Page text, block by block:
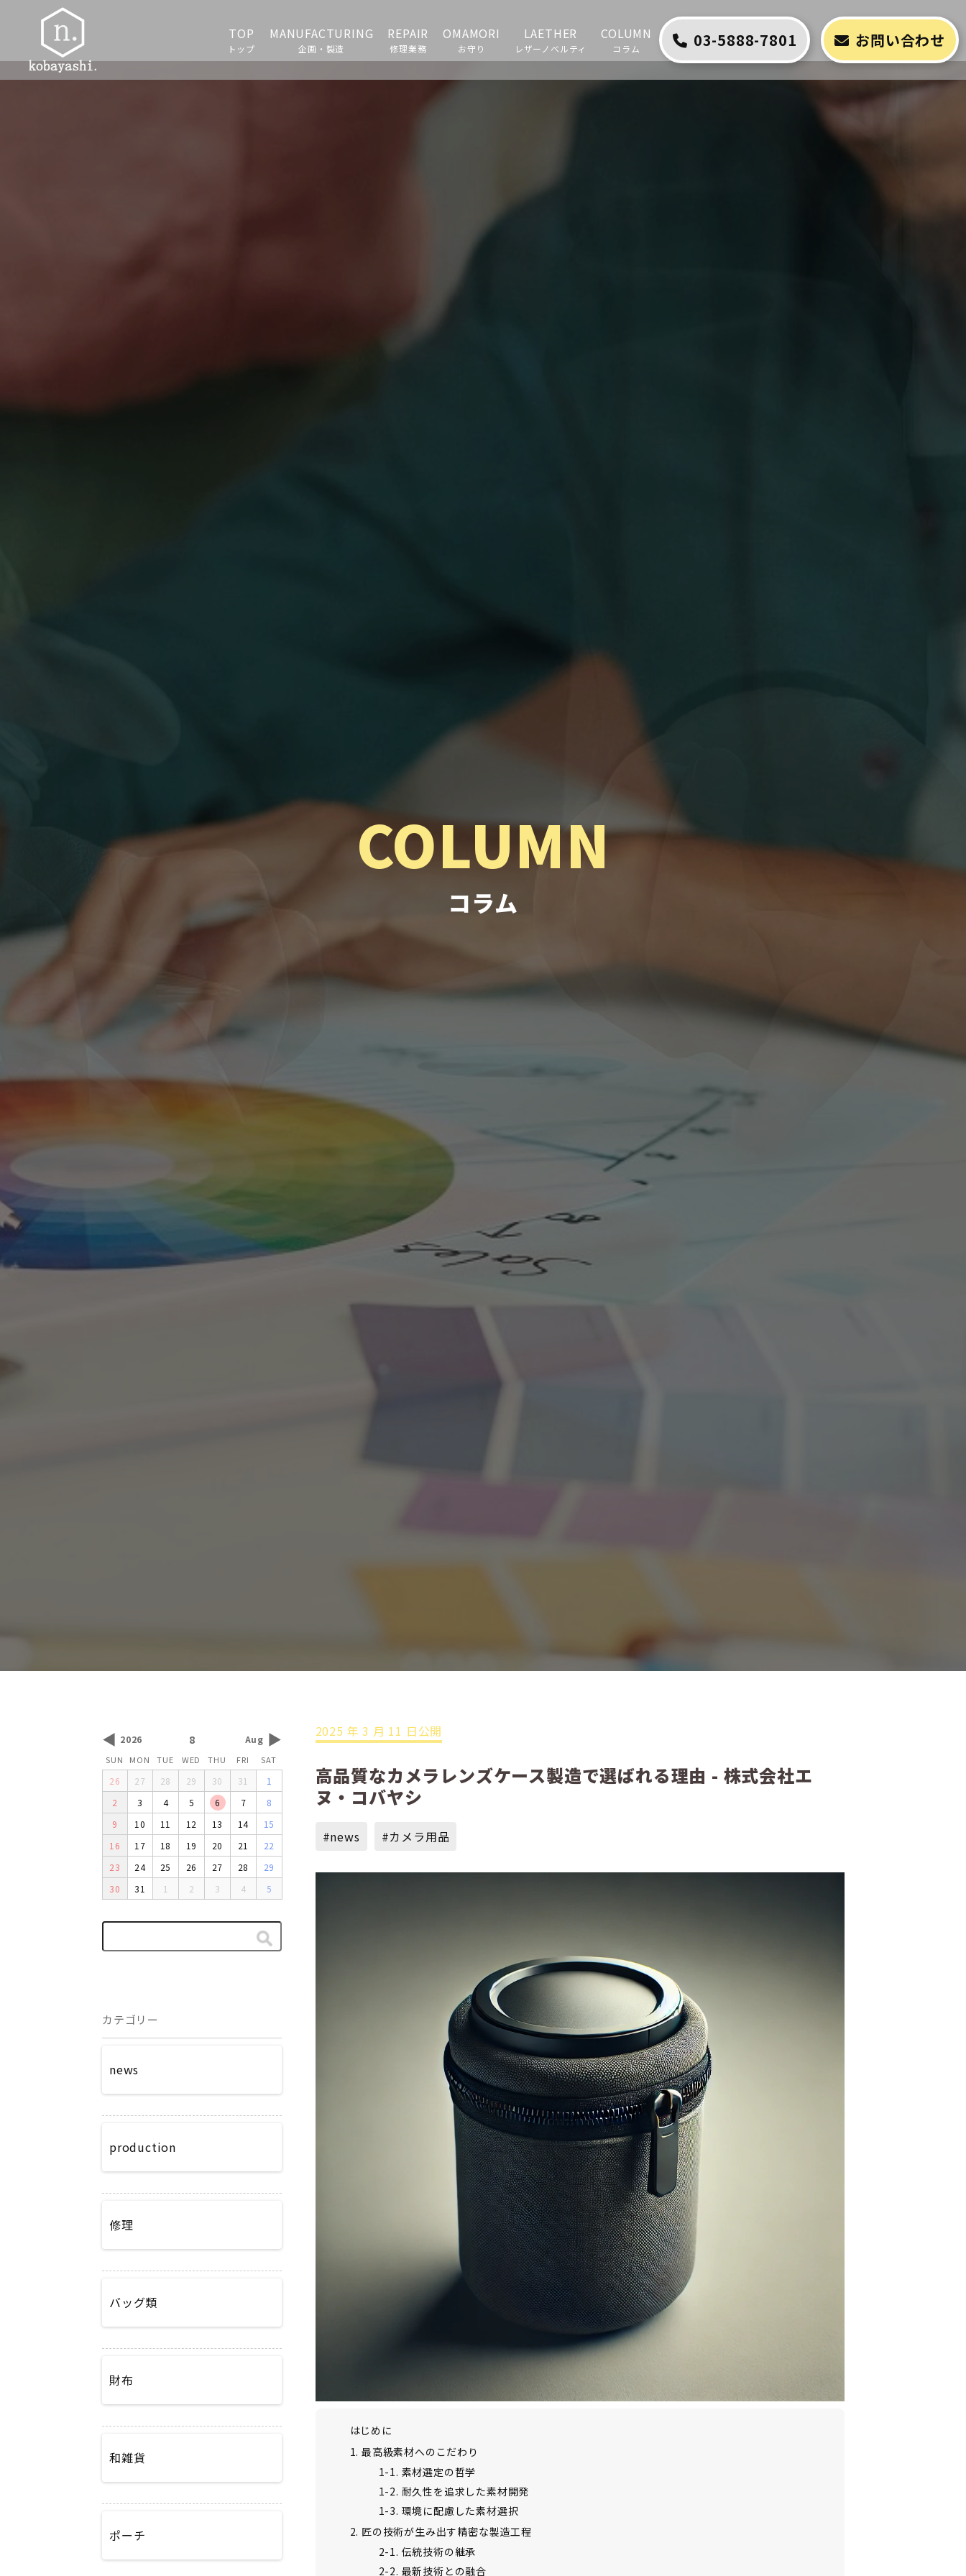
TOP
トップ
MANUFACTURING
企画・製造
REPAIR
修理業務
OMAMORI
お守り
LAETHER
レザーノベルティ
COLUMN
コラム 03-5888-7801 お問い合わせ
COLUMN
コラム
◀ 2026 8 Aug ▶
SUN MON TUE WED THU FRI SAT
26 27 28 29 30 31
1
2
3 4 5 6 7
8
9
10 11 12 13 14
15
16
17 18 19 20 21
22
23
24 25 26 27 28
29
30
31 1 2 3 4 5
カテゴリー
news
production
修理
バッグ類
財布
和雑貨
ポーチ
2025 年 3 月 11 日公開
高品質なカメラレンズケース製造で選ばれる理由 - 株式会社エ
ヌ・コバヤシ
#news #カメラ用品
はじめに
1. 最高級素材へのこだわり
1-1. 素材選定の哲学
1-2. 耐久性を追求した素材開発
1-3. 環境に配慮した素材選択
2. 匠の技術が生み出す精密な製造工程
2-1. 伝統技術の継承
2-2. 最新技術との融合